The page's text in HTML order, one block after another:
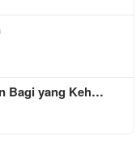
Bagi yang Keh…